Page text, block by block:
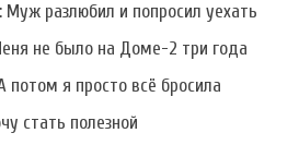
Кристины
Дерябиной
Фото Алины
Алексеевой
разлюбил и попросил уехать
не было на Доме-2 три года
потом я просто всё бросила
стать полезной